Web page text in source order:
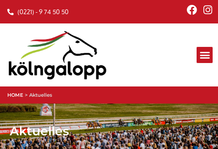
(0221) - 9 74 50 50
HOME > Aktuelles
Aktuelles